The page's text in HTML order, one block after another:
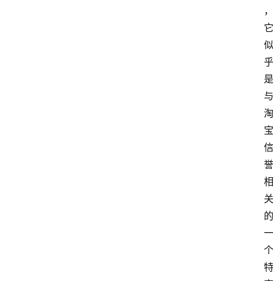
，
它
似
乎
是
与
淘
宝
信
誉
相
关
的
一
个
特